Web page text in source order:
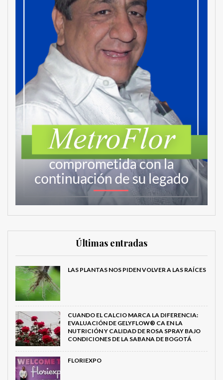
Últimas entradas
LAS PLANTAS NOS PIDEN VOLVER A LAS RAÍCES
CUANDO EL CALCIO MARCA LA DIFERENCIA:
EVALUACIÓN DE GELYFLOW® CA EN LA
NUTRICIÓN Y CALIDAD DE ROSA SPRAY BAJO
CONDICIONES DE LA SABANA DE BOGOTÁ
FLORIEXPO